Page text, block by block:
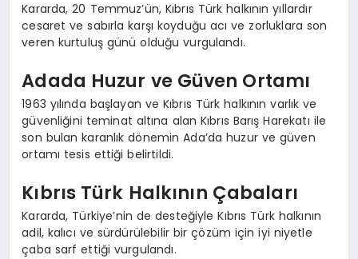
Kararda, 20 Temmuz’ün, Kıbrıs Türk halkının yıllardır
cesaret ve sabırla karşı koyduğu acı ve zorluklara son
veren kurtuluş günü olduğu vurgulandı.
Adada Huzur ve Güven Ortamı
1963 yılında başlayan ve Kıbrıs Türk halkının varlık ve
güvenliğini teminat altına alan Kıbrıs Barış Harekatı ile
son bulan karanlık dönemin Ada’da huzur ve güven
ortamı tesis ettiği belirtildi.
Kıbrıs Türk Halkının Çabaları
Kararda, Türkiye’nin de desteğiyle Kıbrıs Türk halkının
adil, kalıcı ve sürdürülebilir bir çözüm için iyi niyetle
çaba sarf ettiği vurgulandı.